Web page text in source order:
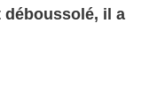
déboussolé, il a